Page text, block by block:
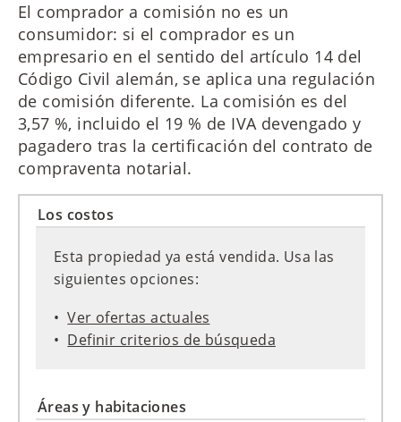
El comprador a comisión no es un
consumidor: si el comprador es un
empresario en el sentido del artículo 14 del
Código Civil alemán, se aplica una regulación
de comisión diferente. La comisión es del
3,57 %, incluido el 19 % de IVA devengado y
pagadero tras la certificación del contrato de
compraventa notarial.
Los costos
Esta propiedad ya está vendida. Usa las
siguientes opciones:
Ver ofertas actuales
Definir criterios de búsqueda
Áreas y habitaciones